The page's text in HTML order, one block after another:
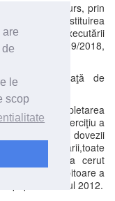
are
le
scop
la recurs, prin
la restituirea
urmare a executării
11709/2018,
precizări faţă de
la completarea
de exerciţiu a
petru lipsa dovezii
completării,toate
iar pe fond a cerut
ei de debitoare a
poprit din anul 2012.